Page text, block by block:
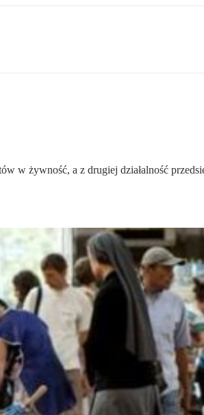
w żywność, a z drugiej działalność